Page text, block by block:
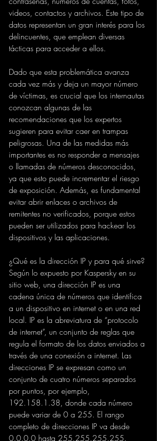
videos, contactos y archivos. Este tipo de
datos representan un gran interés para los
delincuentes, que emplean diversas
tácticas para acceder a ellos.
Dado que esta problemática avanza
cada vez más y deja un mayor número
de víctimas, es crucial que los internautas
conozcan algunas de las
recomendaciones que los expertos
sugieren para evitar caer en trampas
peligrosas. Una de las medidas más
importantes es no responder a mensajes
o llamadas de números desconocidos,
ya que esto puede incrementar el riesgo
de exposición. Además, es fundamental
evitar abrir enlaces o archivos de
remitentes no verificados, porque estos
pueden ser utilizados para hackear los
dispositivos y las aplicaciones.
¿Qué es la dirección IP y para qué sirve?
Según lo expuesto por Kaspersky en su
sitio web, una dirección IP es una
cadena única de números que identifica
a un dispositivo en internet o en una red
local. IP es la abreviatura de “protocolo
de internet”, un conjunto de reglas que
regula el formato de los datos enviados a
través de una conexión a internet. Las
direcciones IP se expresan como un
conjunto de cuatro números separados
por puntos, por ejemplo,
192.158.1.38, donde cada número
puede variar de 0 a 255. El rango
completo de direcciones IP va desde
0.0.0.0 hasta 255.255.255.255.